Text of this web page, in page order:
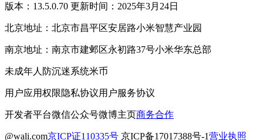
版本：13.5.0.70 更新时间：2025年3月24日
北京地址：北京市昌平区安居路小米智慧产业园
南京地址：南京市建邺区永初路37号小米华东总部
未成年人防沉迷系统米币
用户应用权限隐私协议用户服务协议
开发者平台微信公众号微博主页商务合作
@wali.com京ICP证110335号 京ICP备17017388号-1营业执照